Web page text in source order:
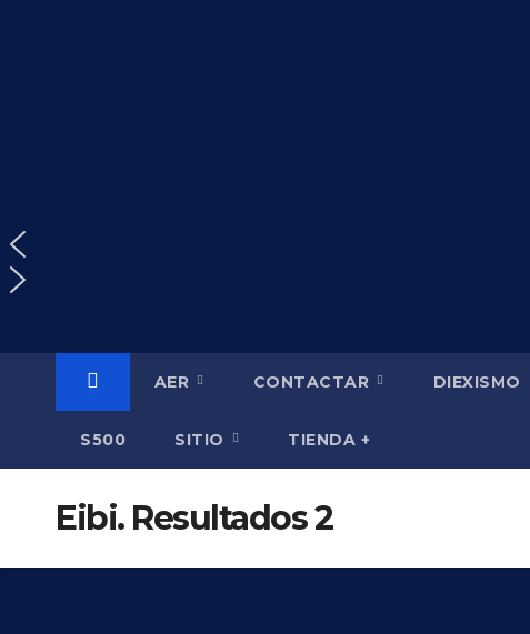
AER CONTACTAR DIEXISMO
S500 SITIO TIENDA +
Eibi. Resultados 2